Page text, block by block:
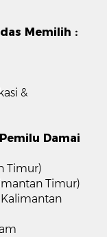
Memilih :
&
Damai
Timur)
Timur)